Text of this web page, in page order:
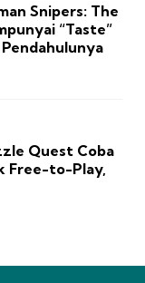
Snipers: The
“Taste”
Quest Coba
Free-to-Play,